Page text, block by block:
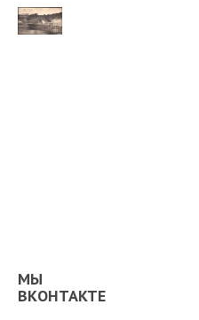
МЫ
ВКОНТАКТЕ